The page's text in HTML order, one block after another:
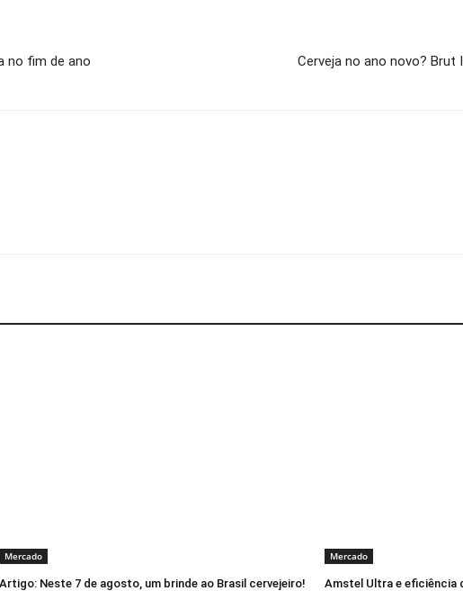
no fim de ano Cerveja no ano novo? Brut
Mercado
Artigo: Neste 7 de agosto, um brinde ao Brasil cervejeiro!
Mercado
Amstel Ultra e eficiência